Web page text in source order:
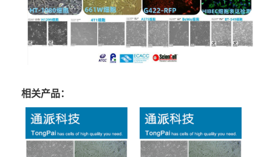
相关产品：